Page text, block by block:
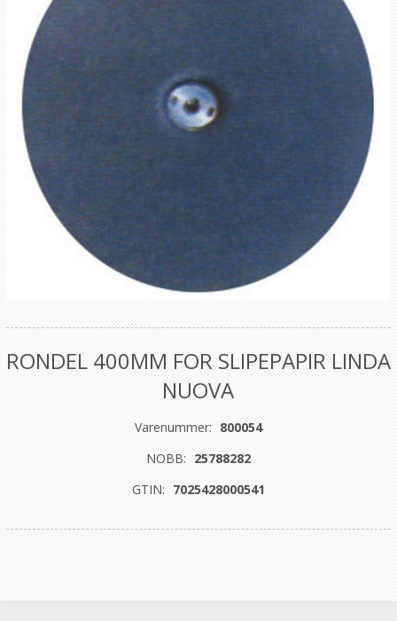
RONDEL 400MM FOR SLIPEPAPIR LINDA
NUOVA
Varenummer: 800054
NOBB: 25788282
GTIN: 7025428000541